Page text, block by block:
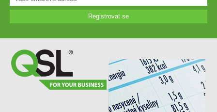
Registrovat se